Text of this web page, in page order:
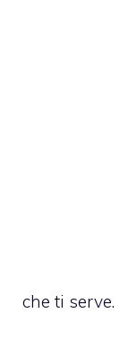
che ti serve.